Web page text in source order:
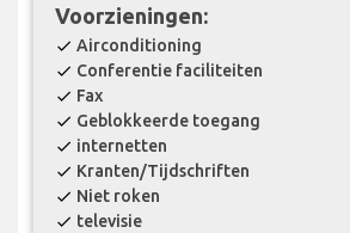
Voorzieningen:
check Airconditioning
check Conferentie faciliteiten
check Fax
check Geblokkeerde toegang
check internetten
check Kranten/Tijdschriften
check Niet roken
check televisie